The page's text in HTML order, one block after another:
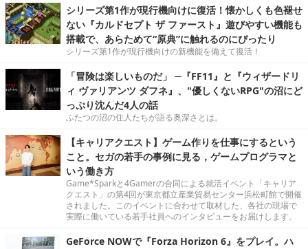
シリーズ第1作が現行機向けに復活！懐かしくも色褪せ
ない『カルドセプト ザ ファースト』遊びやすい機能も
搭載で、あらためて“原典”に触れるのにぴったり
シリーズ第1作が現行機向けの新機能を備えて復活！
「冒険は楽しいものだ」 ─『FF11』と『ウィザードリ
ィ ヴァリアンツ ダフネ』、"優しくないRPG"の沼にど
っぷり沈んだ4人の話
ふたつの沼の住人たちが語る奥深さとは。
【キャリアクエスト】ゲーム作りを仕事にするという
こと。セガの若手の事例に見る，ゲームプログラマと
いう働き方
Game*Sparkと4Gamerの合同による就活イベント「キャリア
クエスト」の第4回が東京都立産業貿易センター浜松町館で開催
されました。このイベントに合わせて取材した、各社の現場で
実際に働いている若手社員へのインタビューをお届けします。
GeForce NOWで『Forza Horizon 6』をプレイ。ハ